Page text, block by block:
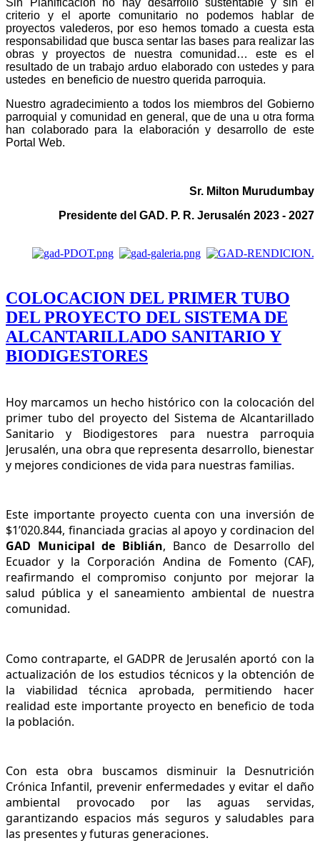
Sin Planificación no hay desarrollo sustentable y sin el
criterio y el aporte comunitario no podemos hablar de
proyectos valederos, por eso hemos tomado a cuesta esta
responsabilidad que busca sentar las bases para realizar las
obras y proyectos de nuestra comunidad… este es el
resultado de un trabajo arduo elaborado con ustedes y para
ustedes en beneficio de nuestro querida parroquia.
Nuestro agradecimiento a todos los miembros del Gobierno
parroquial y comunidad en general, que de una u otra forma
han colaborado para la elaboración y desarrollo de este
Portal Web.
Sr. Milton Murudumbay
Presidente del GAD. P. R. Jerusalén 2023 - 2027
COLOCACION DEL PRIMER TUBO
DEL PROYECTO DEL SISTEMA DE
ALCANTARILLADO SANITARIO Y
BIODIGESTORES
Hoy marcamos un hecho histórico con la colocación del
primer tubo del proyecto del Sistema de Alcantarillado
Sanitario y Biodigestores para nuestra parroquia
Jerusalén, una obra que representa desarrollo, bienestar
y mejores condiciones de vida para nuestras familias.
Este importante proyecto cuenta con una inversión de
GAD Municipal de Biblián, Banco de Desarrollo del
Ecuador y la Corporación Andina de Fomento (CAF),
reafirmando el compromiso conjunto por mejorar la
salud pública y el saneamiento ambiental de nuestra
comunidad.
Como contraparte, el GADPR de Jerusalén aportó con la
actualización de los estudios técnicos y la obtención de
la viabilidad técnica aprobada, permitiendo hacer
realidad este importante proyecto en beneficio de toda
la población.
Con esta obra buscamos disminuir la Desnutrición
Crónica Infantil, prevenir enfermedades y evitar el daño
ambiental provocado por las aguas servidas,
garantizando espacios más seguros y saludables para
las presentes y futuras generaciones.